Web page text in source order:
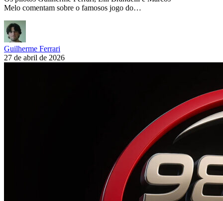
Melo comentam sobre o famosos jogo do…
Guilherme Ferrari
27 de abril de 2026